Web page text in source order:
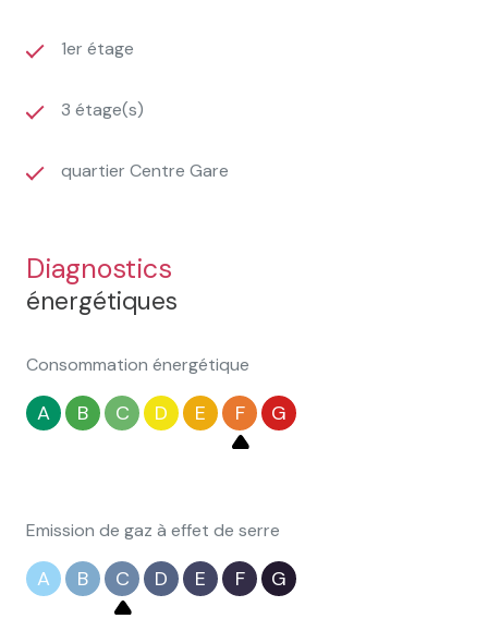
1er étage
3 étage(s)
quartier Centre Gare
Diagnostics
énergétiques
Consommation énergétique
A B C D E F G
Emission de gaz à effet de serre
A B C D E F G